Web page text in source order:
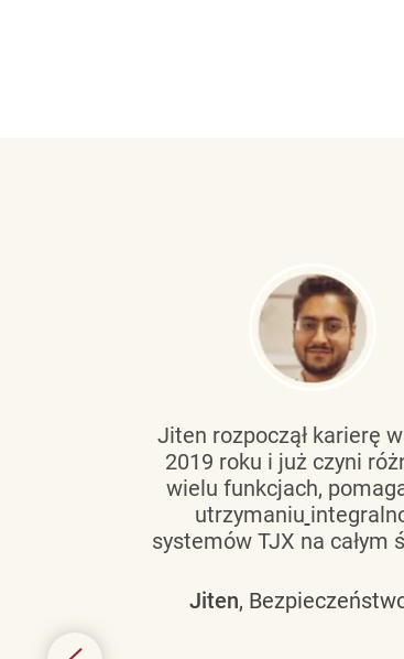
Jiten rozpoczął karierę
2019 roku i już czyni
wielu funkcjach,
utrzymaniu
systemów TJX na całym
Jiten,